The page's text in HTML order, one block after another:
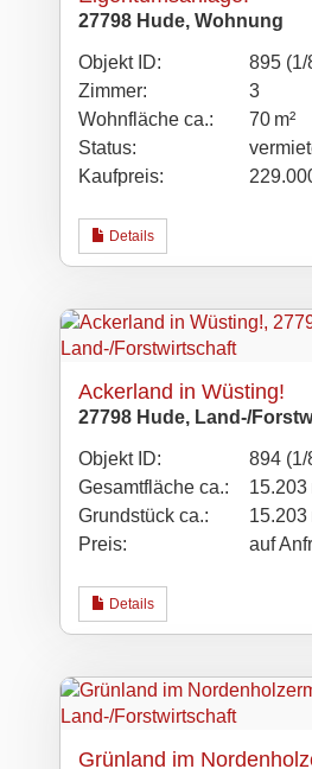
27798 Hude, Wohnung
Objekt ID:
895 (1/
Zimmer:
3
Wohnfläche ca.:
70 m²
Status:
Kaufpreis:
Details
Ackerland in Wüsting!
27798 Hude, Land-/
Objekt ID:
894 (1/
Gesamtfläche ca.:
15.203
Grund­stück ca.:
15.203
Preis:
auf
Details
Grünland im